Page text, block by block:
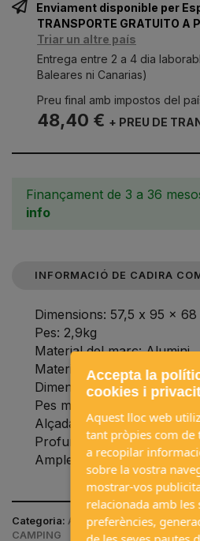
Enviament disponible per
TRANSPORTE GRATUITO A
Triar un altre país
Entrega entre 2 a 4 dia
Baleares ni Canarias)
Preu final amb impostos del
48,40 € + PREU DE
Finançament de 3 a 36
info
INFORMACIÓ DE CADIRA
Dimensions: 57,5 ​​x 95 x 68
Pes: 2,9kg
Material del marc: Alumini
Material de tapisseria:
Dimensions plegat:
Pes màxim de càrrega: 100
Alçada del seient: 43cm
Profunditat del seient:
Ample de seient: 48cm
Categoria: ACCESSORIS DE
CAMPING
Accepta la
cookies i
Aquest lloc web
tant pròpies com de
a recopilar
sobre la vostra
mostrar-vos
relacionada amb les
preferències,